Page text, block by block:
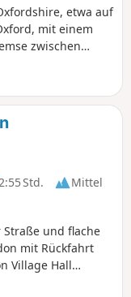
etwa auf
mit einem
zwischen
Std.
Mittel
und flache
mit Rückfahrt
Village Hall